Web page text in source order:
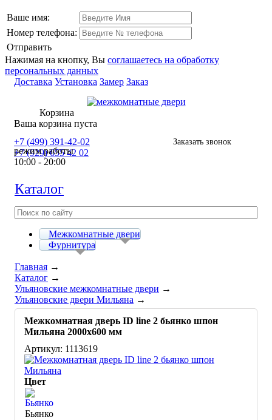
Ваше имя:
Номер телефона:
Отправить
Нажимая на кнопку, Вы соглашаетесь на обработку
персональных данных
Доставка Установка Замер Заказ
Корзина
Ваша корзина пуста
+7 (499) 391-42-02
+7 (929) 655 42 02
Заказать звонок
режим работы
10:00 - 20:00
Каталог
Межкомнатные двери
Фурнитура
Главная →
Каталог →
Ульяновские межкомнатные двери →
Ульяновские двери Мильяна →
Межкомнатная дверь ID line 2 бьянко шпон
Мильяна 2000х600 мм
Артикул: 1113619
Цвет
Бьянко